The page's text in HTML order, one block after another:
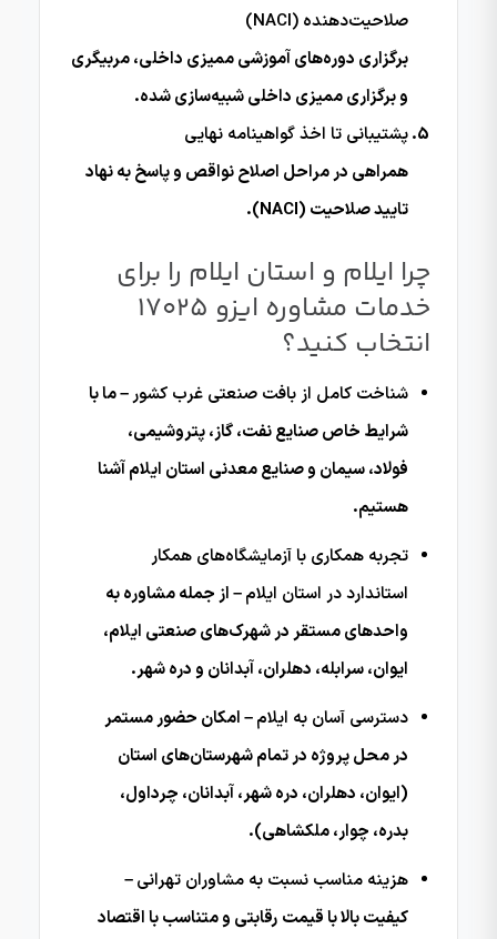
صلاحیت‌دهنده (NACI)
برگزاری دوره‌های آموزشی ممیزی داخلی، مربیگری
و برگزاری ممیزی داخلی شبیه‌سازی شده.
پشتیبانی تا اخذ گواهینامه نهایی
همراهی در مراحل اصلاح نواقص و پاسخ به نهاد
تایید صلاحیت (NACI).
چرا ایلام و استان ایلام را برای
خدمات مشاوره ایزو 17025
انتخاب کنید؟
شناخت کامل از بافت صنعتی غرب کشور – ما با
شرایط خاص صنایع نفت، گاز، پتروشیمی،
فولاد، سیمان و صنایع معدنی استان ایلام آشنا
هستیم.
تجربه همکاری با آزمایشگاه‌های همکار
استاندارد در استان ایلام– از جمله مشاوره به
واحدهای مستقر در شهرک‌های صنعتی ایلام،
ایوان، سرابله، دهلران، آبدانان و دره شهر.
دسترسی آسان به ایلام– امکان حضور مستمر
در محل پروژه در تمام شهرستان‌های استان
(ایوان، دهلران، دره شهر، آبدانان، چرداول،
بدره، چوار، ملکشاهی).
هزینه مناسب نسبت به مشاوران تهرانی–
کیفیت بالا با قیمت رقابتی و متناسب با اقتصاد